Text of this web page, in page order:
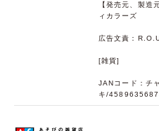
【発売元、製造
ィカラーズ
広告文責：
[雑貨]
JANコード：チ
キ/